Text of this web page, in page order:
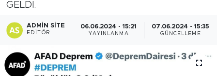
GELDİ.
ADMIN SITE
EDITÖR
06.06.2024 - 15:21
YAYINLANMA
07.06.2024 - 15:35
GÜNCELLEME
Siyaset